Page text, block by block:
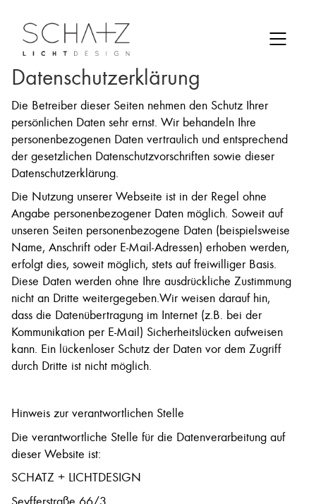
Datenschutzerklärung
Die Betreiber dieser Seiten nehmen den Schutz Ihrer
persönlichen Daten sehr ernst. Wir behandeln Ihre
personenbezogenen Daten vertraulich und entsprechend
der gesetzlichen Datenschutzvorschriften sowie dieser
Datenschutzerklärung.
Die Nutzung unserer Webseite ist in der Regel ohne
Angabe personenbezogener Daten möglich. Soweit auf
unseren Seiten personenbezogene Daten (beispielsweise
Name, Anschrift oder E-Mail-Adressen) erhoben werden,
erfolgt dies, soweit möglich, stets auf freiwilliger Basis.
Diese Daten werden ohne Ihre ausdrückliche Zustimmung
nicht an Dritte weitergegeben.Wir weisen darauf hin,
dass die Datenübertragung im Internet (z.B. bei der
Kommunikation per E-Mail) Sicherheitslücken aufweisen
kann. Ein lückenloser Schutz der Daten vor dem Zugriff
durch Dritte ist nicht möglich.
Hinweis zur verantwortlichen Stelle
Die verantwortliche Stelle für die Datenverarbeitung auf
dieser Website ist:
SCHATZ + LICHTDESIGN